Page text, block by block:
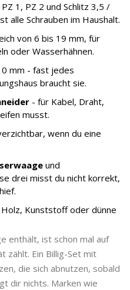
1, PZ 2 und Schlitz 3,5 /
alle Schrauben im Haushalt.
von 6 bis 19 mm, für
oder Wasserhähnen.
mm - fast jedes
braucht sie.
- für Kabel, Draht,
musst.
wenn du eine
und
drei misst du nicht korrekt,
Kunststoff oder dünne
enthält, ist schon mal auf
zählt. Ein Billig-Set mit
die sich abnutzen, sobald
dir nichts. Marken wie